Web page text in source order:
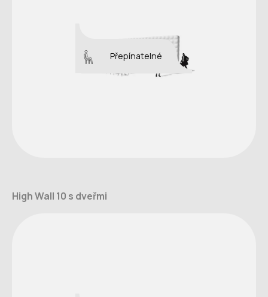
Přepínatelné
High Wall 10 s dveřmi